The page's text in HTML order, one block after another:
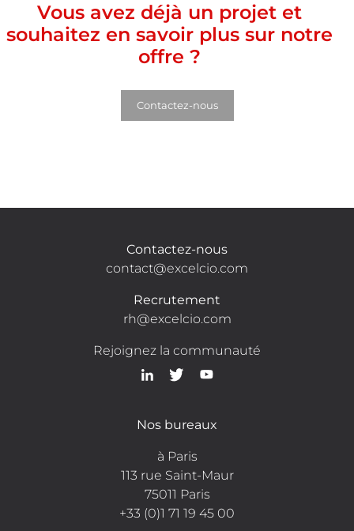
Vous avez déjà un projet et
souhaitez en savoir plus sur notre
offre ?
Contactez-nous
Contactez-nous
contact@excelcio.com
Recrutement
rh@excelcio.com
Rejoignez la communauté
Nos bureaux
à Paris
113 rue Saint-Maur
75011 Paris
+33 (0)1 71 19 45 00